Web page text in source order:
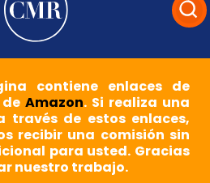
contiene enlaces de
deAmazon. Si realiza una
través de estos enlaces,
recibir una comisión sin
para usted. Gracias
nuestro trabajo.